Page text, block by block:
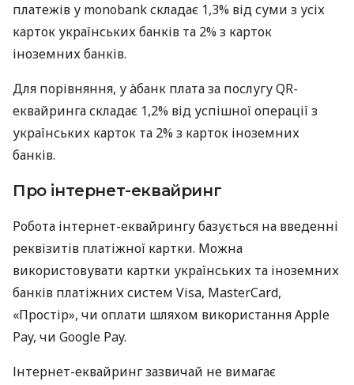
платежів у monobank складає 1,3% від суми з усіх
карток українських банків та 2% з карток
іноземних банків.
Для порівняння, у àбанк плата за послугу QR-
еквайринга складає 1,2% від успішної операції з
українських карток та 2% з карток іноземних
банків.
Про інтернет-еквайринг
Робота інтернет-еквайрингу базується на введенні
реквізитів платіжної картки. Можна
використовувати картки українських та іноземних
банків платіжних систем Visa, MasterCard,
«Простір», чи оплати шляхом використання Apple
Pay, чи Google Pay.
Інтернет-еквайринг зазвичай не вимагає